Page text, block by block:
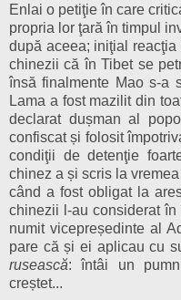
Enlai o petiţie în care
propria lor ţară în timpul
după aceea; iniţial
chinezii că în Tibet se
însă finalmente Mao s-a
Lama a fost mazilit din
declarat dușman al
confiscat și folosit
condiţii de detenţie
chinez a și scris la
când a fost obligat la
chinezii l-au considerat
numit vicepreședinte al
pare că și ei aplicau cu
rusească: întâi un
creștet...